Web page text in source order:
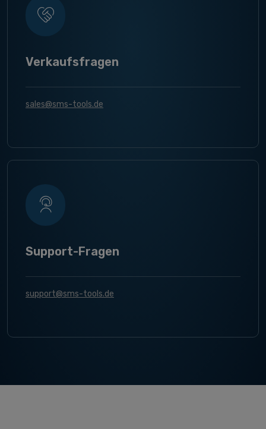
Verkaufsfragen
sales@sms-tools.de
Support-Fragen
support@sms-tools.de